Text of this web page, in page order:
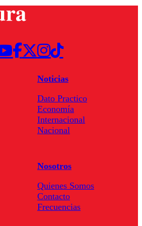
Noticias
Dato Practico
Economía
Internacional
Nacional
Nosotros
Quienes Somos
Contacto
Frecuencias